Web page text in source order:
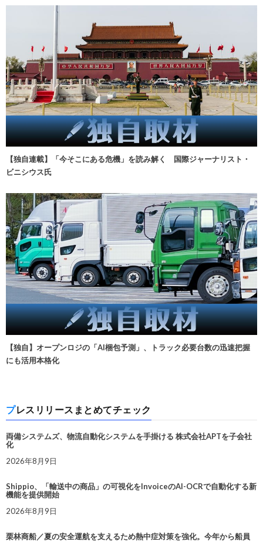
【独自連載】「今そこにある危機」を読み解く 国際ジャーナリスト・
ビニシウス氏
【独自】オープンロジの「AI梱包予測」、トラック必要台数の迅速把握
にも活用本格化
プレスリリースまとめてチェック
両備システムズ、物流自動化システムを手掛ける 株式会社APTを子会社
化
2026年8月9日
Shippio、「輸送中の商品」の可視化をInvoiceのAI-OCRで自動化する新
機能を提供開始
2026年8月9日
栗林商船／夏の安全運航を支えるため熱中症対策を強化。今年から船員